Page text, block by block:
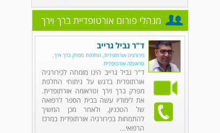
מנהלי פורום אורטופדיית ברך וירך
ד"ר נביל גרייב
כירורגיה אורתופדית, החלפת מפרק ברך וירך,
טראומה אורטופדית
ד"ר נביל גרייב הינו מומחה לכירורגיה
אורתופדית בדגש על ניתוחי החלפת
מפרק ברך וירך וטראומה אורתופדית.
את לימודיו עשה בבית הספר לרפואה
של הטכניון, ולאחר מכן המשיך
להתמחות בכירורגיה אורתופדית במרכז
הרפואי...